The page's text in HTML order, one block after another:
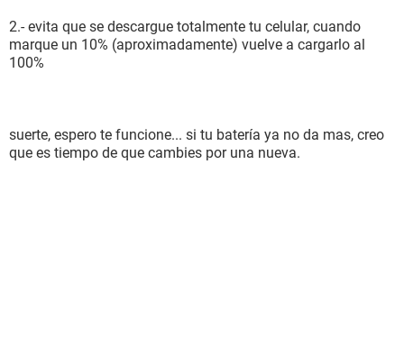
2.- evita que se descargue totalmente tu celular, cuando
marque un 10% (aproximadamente) vuelve a cargarlo al
100%
suerte, espero te funcione... si tu batería ya no da mas, creo
que es tiempo de que cambies por una nueva.